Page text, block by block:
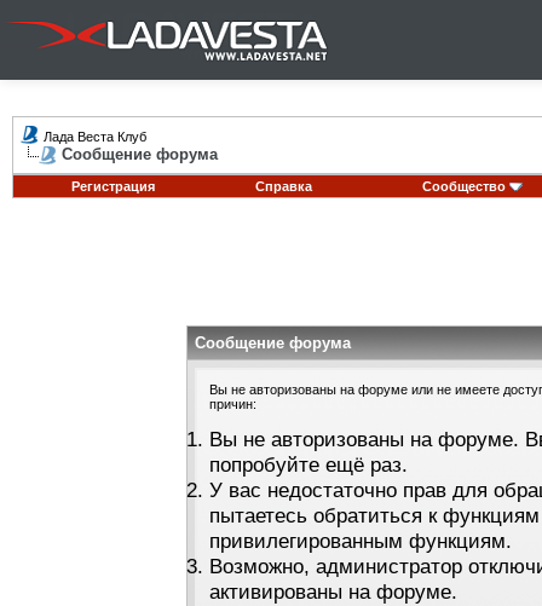
Лада Веста Клуб
Сообщение форума
Регистрация Справка Сообщество
Сообщение форума
Вы не авторизованы на форуме или не имеете
причин:
Вы не авторизованы на форуме.
попробуйте ещё раз.
У вас недостаточно прав для
пытаетесь обратиться к
привилегированным функциям.
Возможно, администратор
активированы на форуме.